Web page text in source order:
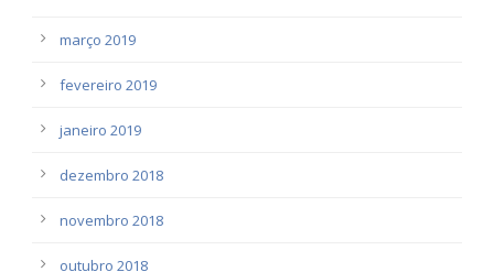
março 2019
fevereiro 2019
janeiro 2019
dezembro 2018
novembro 2018
outubro 2018